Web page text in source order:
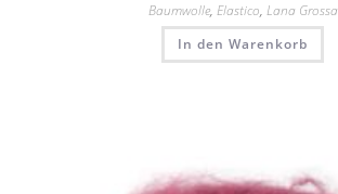
Baumwolle, Elastico, Lana Grossa
In den Warenkorb